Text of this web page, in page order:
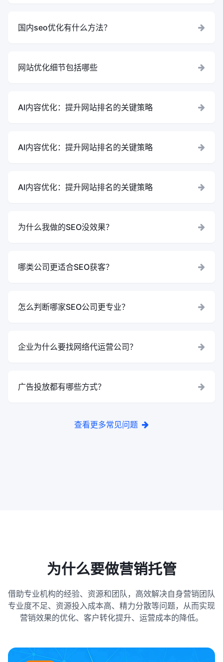
国内seo优化有什么方法？
网站优化细节包括哪些
AI内容优化：提升网站排名的关键策略
AI内容优化：提升网站排名的关键策略
AI内容优化：提升网站排名的关键策略
为什么我做的SEO没效果？
哪类公司更适合SEO获客？
怎么判断哪家SEO公司更专业？
企业为什么要找网络代运营公司？
广告投放都有哪些方式？
查看更多常见问题
为什么要做营销托管
借助专业机构的经验、资源和团队，高效解决自身营销团队
专业度不足、资源投入成本高、精力分散等问题，从而实现
营销效果的优化、客户转化提升、运营成本的降低。